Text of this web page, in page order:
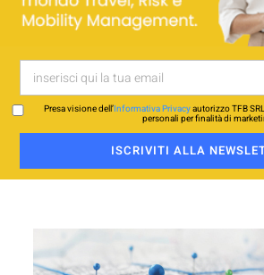
Presa visione dell’Informativa Privacyautorizzo TFB
personali per finalità di
ISCRIVITI ALLA